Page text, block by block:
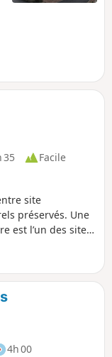
35
Facile
site
préservés. Une
est l’un des sites
au
la plaine
par une
à la
constitue un
de l’homme
4h 00